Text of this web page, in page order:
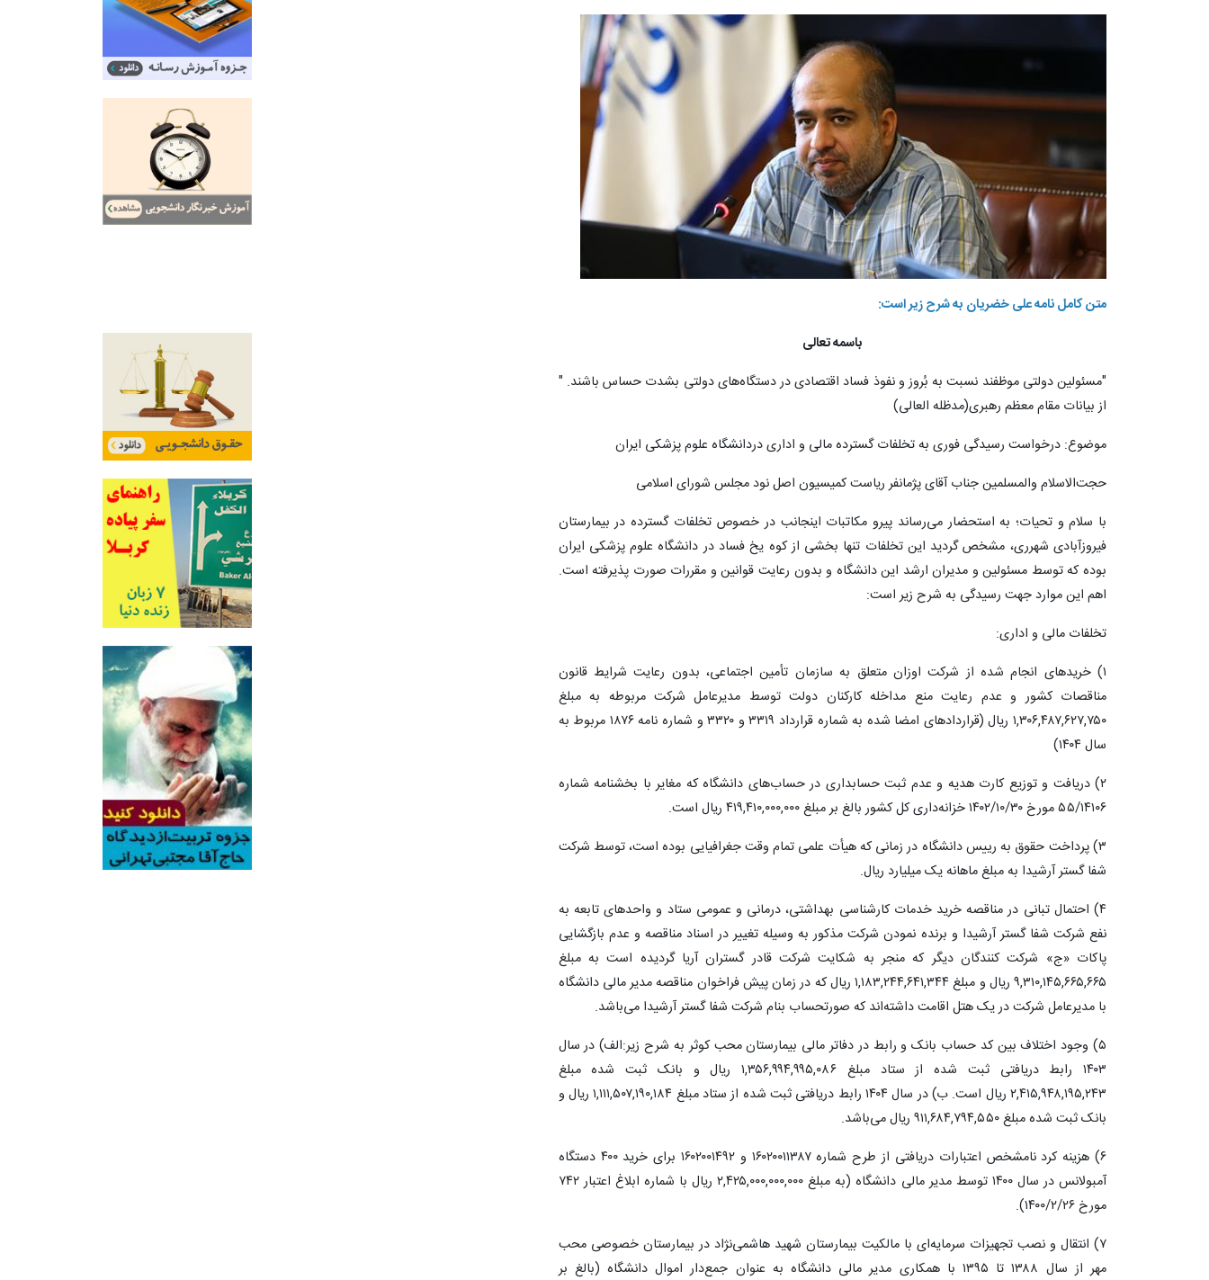
متن کامل نامه علی خضریان به شرح زیر است:
باسمه تعالی
"مسئولین دولتی موظفند نسبت به بُروز و نفوذ فساد اقتصادی در دستگاه‌های دولتی بشدت حساس باشند. "
از بیانات مقام معظم رهبری(مدظله العالی)
موضوع: درخواست رسیدگی فوری به تخلفات گسترده مالی و اداری دردانشگاه علوم پزشکی ایران
حجت‌الاسلام والمسلمین جناب آقای پژمانفر ریاست کمیسیون اصل نود مجلس شورای اسلامی
با سلام و تحیات؛ به استحضار می‌رساند پیرو مکاتبات اینجانب در خصوص تخلفات گسترده در بیمارستان
فیروزآبادی شهرری، مشخص گردید این تخلفات تنها بخشی از کوه یخ فساد در دانشگاه علوم پزشکی ایران
بوده که توسط مسئولین و مدیران ارشد این دانشگاه و بدون رعایت قوانین و مقررات صورت پذیرفته است.
اهم این موارد جهت رسیدگی به شرح زیر است:
تخلفات مالی و اداری:
۱) خریدهای انجام شده از شرکت اوزان متعلق به سازمان تأمین اجتماعی، بدون رعایت شرایط قانون
مناقصات کشور و عدم رعایت منع مداخله کارکنان دولت توسط مدیرعامل شرکت مربوطه به مبلغ
۱,۳۰۶,۴۸۷,۶۲۷,۷۵۰ ریال (قراردادهای امضا شده به شماره قرارداد ۳۳۱۹ و ۳۳۲۰ و شماره نامه ۱۸۷۶ مربوط به
سال ۱۴۰۴)
۲) دریافت و توزیع کارت هدیه و عدم ثبت حسابداری در حساب‌های دانشگاه که مغایر با بخشنامه شماره
۵۵/۱۴۱۰۶ مورخ ۱۴۰۲/۱۰/۳۰ خزانه‌داری کل کشور بالغ بر مبلغ ۴۱۹,۴۱۰,۰۰۰,۰۰۰ ریال است.
۳) پرداخت حقوق به رییس دانشگاه در زمانی که هیأت علمی تمام وقت جغرافیایی بوده است، توسط شرکت
شفا گستر آرشیدا به مبلغ ماهانه یک میلیارد ریال.
۴) احتمال تبانی در مناقصه خرید خدمات کارشناسی بهداشتی، درمانی و عمومی ستاد و واحدهای تابعه به
نفع شرکت شفا گستر آرشیدا و برنده نمودن شرکت مذکور به وسیله تغییر در اسناد مناقصه و عدم بازگشایی
پاکات «ج» شرکت کنندگان دیگر که منجر به شکایت شرکت قادر گستران آریا گردیده است به مبلغ
۹,۳۱۰,۱۴۵,۶۶۵,۶۶۵ ریال و مبلغ ۱,۱۸۳,۲۴۴,۶۴۱,۳۴۴ ریال که در زمان پیش فراخوان مناقصه مدیر مالی دانشگاه
با مدیرعامل شرکت در یک هتل اقامت داشته‌اند که صورتحساب بنام شرکت شفا گستر آرشیدا می‌باشد.
۵) وجود اختلاف بین کد حساب بانک و رابط در دفاتر مالی بیمارستان محب کوثر به شرح زیر:الف) در سال
۱۴۰۳ رابط دریافتی ثبت شده از ستاد مبلغ ۱,۳۵۶,۹۹۴,۹۹۵,۰۸۶ ریال و بانک ثبت شده مبلغ
۲,۴۱۵,۹۴۸,۱۹۵,۲۴۳ ریال است. ب) در سال ۱۴۰۴ رابط دریافتی ثبت شده از ستاد مبلغ ۱,۱۱۱,۵۰۷,۱۹۰,۱۸۴ ریال و
بانک ثبت شده مبلغ ۹۱۱,۶۸۴,۷۹۴,۵۵۰ ریال می‌باشد.
۶) هزینه کرد نامشخص اعتبارات دریافتی از طرح شماره ۱۶۰۲۰۰۱۱۳۸۷ و ۱۶۰۲۰۰۱۴۹۲ برای خرید ۴۰۰ دستگاه
آمبولانس در سال ۱۴۰۰ توسط مدیر مالی دانشگاه (به مبلغ ۲,۴۲۵,۰۰۰,۰۰۰,۰۰۰ ریال با شماره ابلاغ اعتبار ۷۴۲
مورخ ۱۴۰۰/۲/۲۶).
۷) انتقال و نصب تجهیزات سرمایه‌ای با مالکیت بیمارستان شهید هاشمی‌نژاد در بیمارستان خصوصی محب
مهر از سال ۱۳۸۸ تا ۱۳۹۵ با همکاری مدیر مالی دانشگاه به عنوان جمع‌دار اموال دانشگاه (بالغ بر